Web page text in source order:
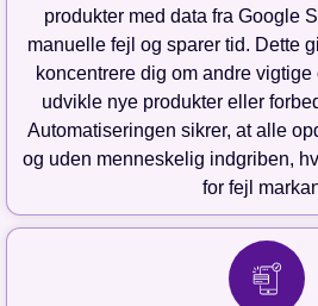
produkter med data fra Google
manuelle fejl og sparer tid. Dette
koncentrere dig om andre vigtige
udvikle nye produkter eller
Automatiseringen sikrer, at alle
og uden menneskelig indgriben,
for fejl